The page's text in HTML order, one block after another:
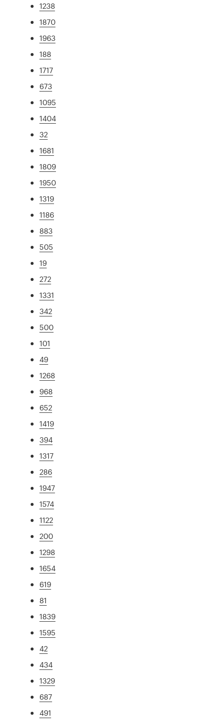
1238
1870
1963
188
1717
673
1095
1404
32
1681
1809
1950
1319
1186
883
505
19
272
1331
342
500
101
49
1268
968
652
1419
394
1317
286
1947
1574
1122
200
1298
1654
619
81
1839
1595
42
434
1329
687
491